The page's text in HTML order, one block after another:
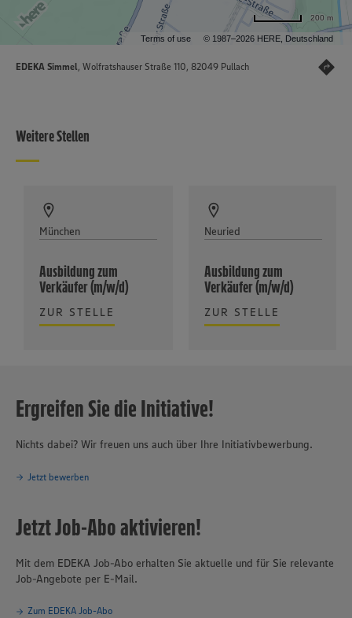
Terms of use © 1987–2026 HERE, Deutschland
200 m
EDEKA Simmel, Wolfratshauser Straße 110, 82049 Pullach
Weitere Stellen
München
Ausbildung zum
Verkäufer (m/w/d)
ZUR STELLE
Neuried
Ausbildung zum
Verkäufer (m/w/d)
ZUR STELLE
Ergreifen Sie die Initiative!
Nichts dabei? Wir freuen uns auch über Ihre Initiativbewerbung.
Jetzt bewerben
Jetzt Job-Abo aktivieren!
Mit dem EDEKA Job-Abo erhalten Sie aktuelle und für Sie relevante
Job-Angebote per E-Mail.
Zum EDEKA Job-Abo